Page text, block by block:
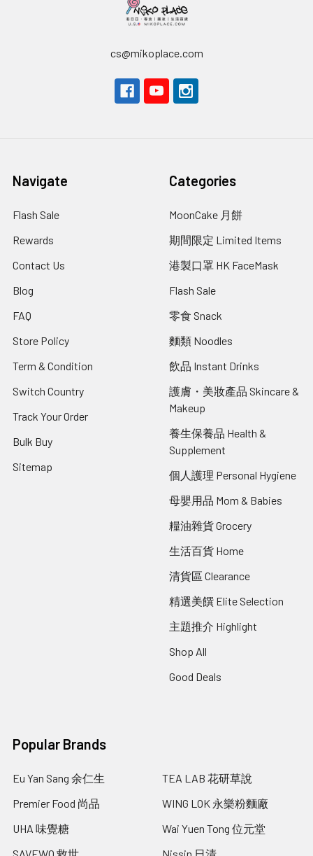
cs@mikoplace.com
Navigate
Flash Sale
Rewards
Contact Us
Blog
FAQ
Store Policy
Term & Condition
Switch Country
Track Your Order
Bulk Buy
Sitemap
Categories
MoonCake 月餅
期間限定 Limited Items
港製口罩 HK FaceMask
Flash Sale
零食 Snack
麵類 Noodles
飲品 Instant Drinks
護膚・美妝產品 Skincare &
Makeup
養生保養品 Health &
Supplement
個人護理 Personal Hygiene
母嬰用品 Mom & Babies
糧油雜貨 Grocery
生活百貨 Home
清貨區 Clearance
精選美饌 Elite Selection
主題推介 Highlight
Shop All
Good Deals
Popular Brands
Eu Yan Sang 余仁生
Premier Food 尚品
UHA 味覺糖
TEA LAB 花研草說
WING LOK 永樂粉麵廠
Wai Yuen Tong 位元堂